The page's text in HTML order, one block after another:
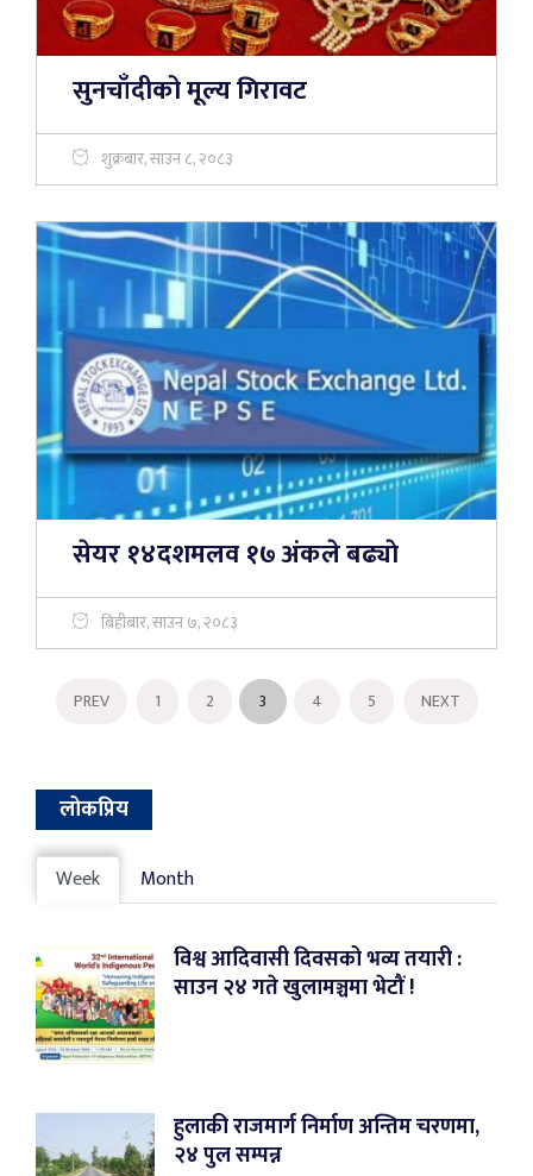
सुनचाँदीको मूल्य गिरावट
शुक्रबार, साउन ८, २०८३
सेयर ‍१४दशमलव १७ अंकले बढ्याे
बिहीबार, साउन ७, २०८३
PREV 1 2 3 4 5 NEXT
लोकप्रिय
Week Month
विश्व आदिवासी दिवसको भव्य तयारी :
साउन २४ गते खुलामञ्चमा भेटौं !
हुलाकी राजमार्ग निर्माण अन्तिम चरणमा,
२४ पुल सम्पन्न